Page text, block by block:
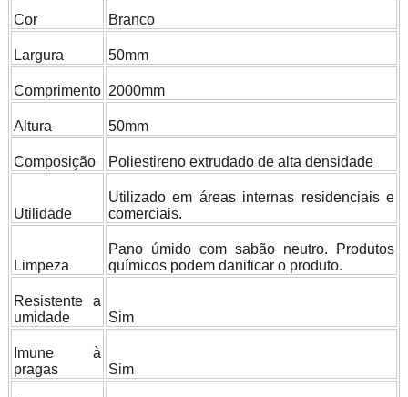
Cor Branco
Largura 50mm
Comprimento 2000mm
Altura 50mm
Composição Poliestireno extrudado de alta densidade
Utilidade
Utilizado em áreas internas residenciais e
comerciais.
Limpeza
Pano úmido com sabão neutro. Produtos
químicos podem danificar o produto.
Resistente a
umidade
Sim
Imune à
pragas
Sim